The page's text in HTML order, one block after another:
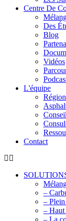
Centre De
Des
Blog
Vidéos
L'équipe
Région
Contact
–
–
–
– La